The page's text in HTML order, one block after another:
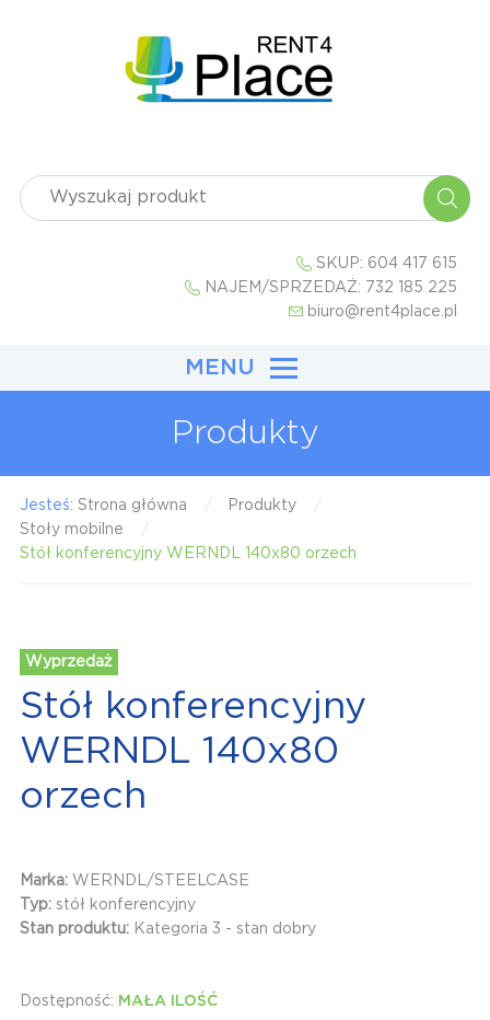
SKUP: 604 417 615
NAJEM/SPRZEDAŻ: 732 185 225
biuro@rent4place.pl
MENU
Produkty
Jesteś: Strona główna
Produkty
Stoły mobilne
Stół konferencyjny WERNDL 140x80 orzech
Wyprzedaż
Stół konferencyjny
WERNDL 140x80
orzech
Marka: WERNDL/STEELCASE
Typ: stół konferencyjny
Stan produktu: Kategoria 3 - stan dobry
Dostępność: MAŁA ILOŚĆ